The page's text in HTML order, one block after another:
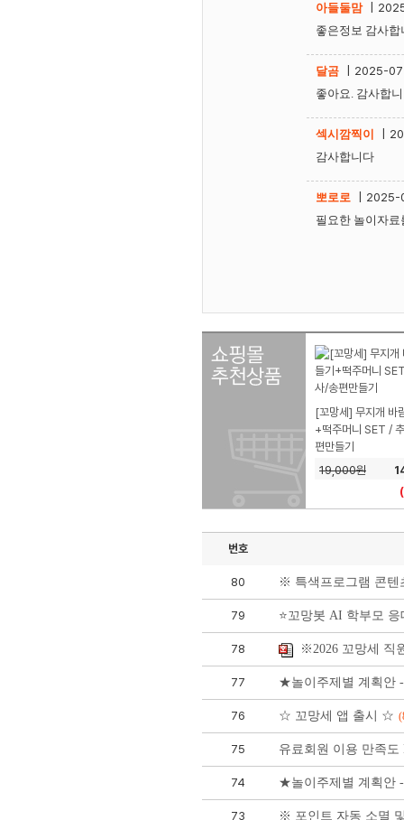
아들둘맘
좋은정보 감사합
달곰
2025-
좋아요. 감사합
섹시깜찍이
감사합니다
뽀로로
2025-
필요한 놀이자
[꼬망세] 무지개 바
+떡주머니 SET /
편만들기
19,000원
번호
80 ※ 특색프로그램 콘
79 ⭐꼬망봇 AI 학부모 응
78 ※2026 꼬망세 직
77 ★놀이주제별 계획안
76 ☆ 꼬망세 앱 출시 ☆
75 유료회원 이용 만족
74 ★놀이주제별 계획안
73 ※ 포인트 자동 소멸